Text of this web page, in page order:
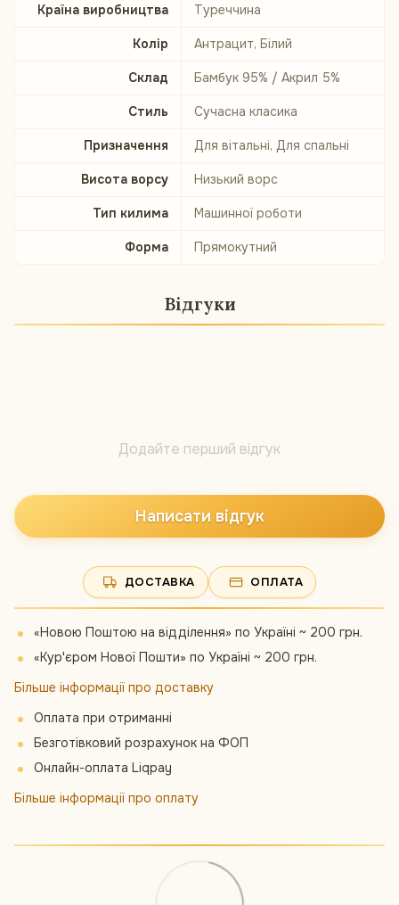
Країна виробництва Туреччина
Колір Антрацит, Білий
Склад Бамбук 95% / Акрил 5%
Стиль Сучасна класика
Призначення Для вітальні, Для спальні
Висота ворсу Низький ворс
Тип килима Машинної роботи
Форма Прямокутний
Відгуки
Додайте перший відгук
Написати відгук
ДОСТАВКА ОПЛАТА
«Новою Поштою на відділення» по Україні ~ 200 грн.
«Кур'єром Нової Пошти» по Україні ~ 200 грн.
Більше інформації про доставку
Оплата при отриманні
Безготівковий розрахунок на ФОП
Онлайн-оплата Liqpay
Більше інформації про оплату